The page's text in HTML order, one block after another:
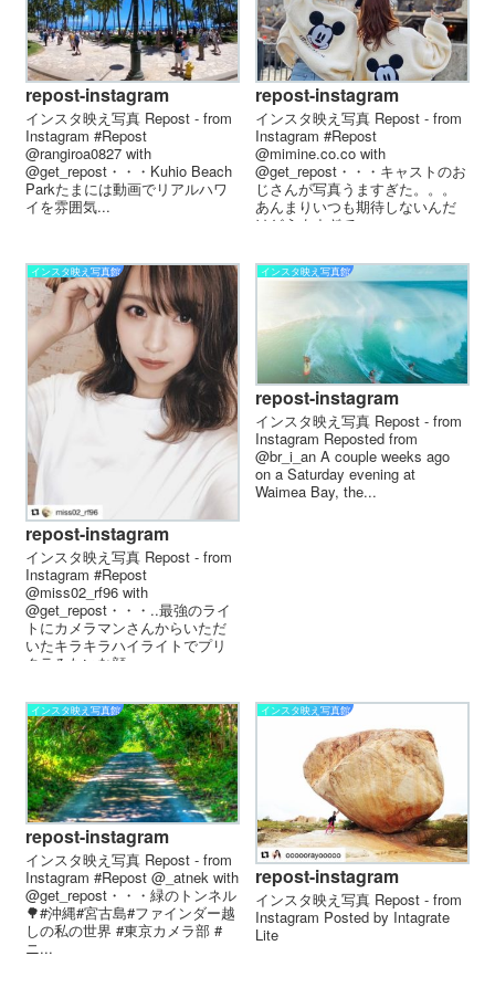
repost-instagram
インスタ映え写真 Repost - from
Instagram #Repost
@rangiroa0827 with
@get_repost・・・Kuhio Beach
Parkたまには動画でリアルハワ
イを️雰囲気...
repost-instagram
インスタ映え写真 Repost - from
Instagram #Repost
@mimine.co.co with
@get_repost・・・キャストのお
じさんが写真うますぎた。。。
あんまりいつも期待しないんだ
けどうますぎて...
インスタ映え写真館
repost-instagram
インスタ映え写真 Repost - from
Instagram #Repost
@miss02_rf96 with
@get_repost・・・..最強のライ
トにカメラマンさんからいただ
いたキラキラハイライトでプリ
クラみたいな顔...
インスタ映え写真館
repost-instagram
インスタ映え写真 Repost - from
Instagram Reposted from
@br_i_an A couple weeks ago
on a Saturday evening at
Waimea Bay, the...
インスタ映え写真館
repost-instagram
インスタ映え写真 Repost - from
Instagram #Repost @_atnek with
@get_repost・・・緑のトンネル
🌳#沖縄#宮古島#ファインダー越
しの私の世界 #東京カメラ部 #
ニ...
インスタ映え写真館
repost-instagram
インスタ映え写真 Repost - from
Instagram Posted by Intagrate
Lite